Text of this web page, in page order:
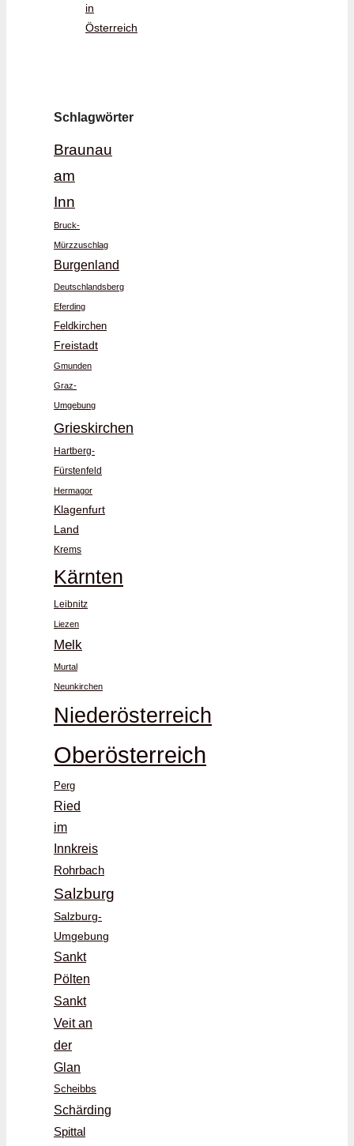
in
Österreich
Schlagwörter
Braunau
am
Inn
Bruck-
Mürzzuschlag
Burgenland
Deutschlandsberg
Eferding
Feldkirchen
Freistadt
Gmunden
Graz-
Umgebung
Grieskirchen
Hartberg-
Fürstenfeld
Hermagor
Klagenfurt
Land
Krems
Kärnten
Leibnitz
Liezen
Melk
Murtal
Neunkirchen
Niederösterreich
Oberösterreich
Perg
Ried
im
Innkreis
Rohrbach
Salzburg
Salzburg-
Umgebung
Sankt
Pölten
Sankt
Veit an
der
Glan
Scheibbs
Schärding
Spittal